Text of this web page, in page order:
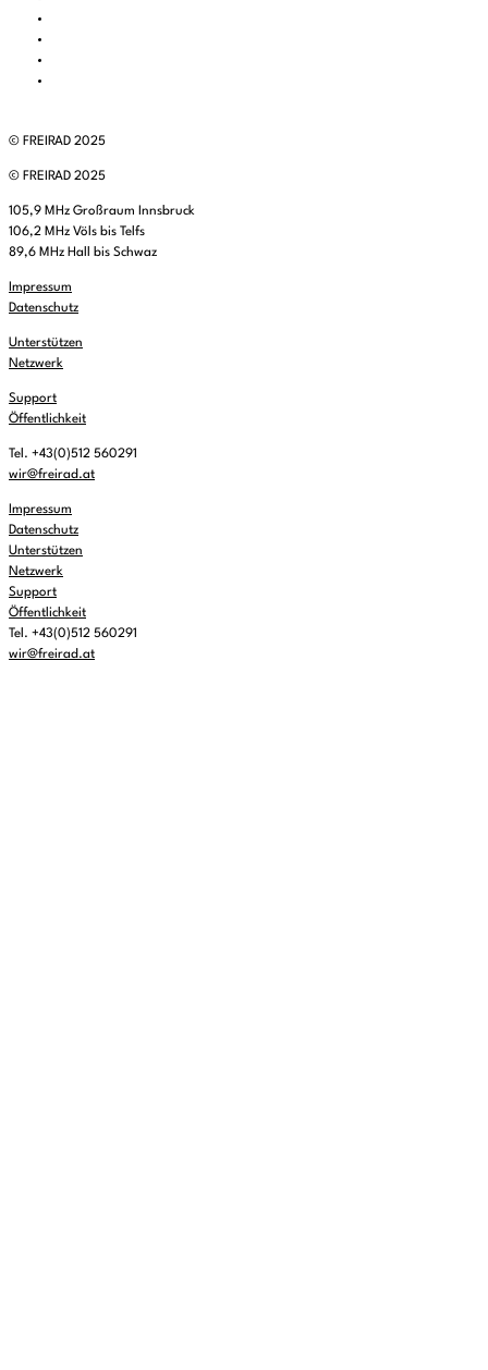
© FREIRAD 2025
© FREIRAD 2025
105,9 MHz Großraum Innsbruck
106,2 MHz Völs bis Telfs
89,6 MHz Hall bis Schwaz
Impressum
Datenschutz
Unterstützen
Netzwerk
Support
Öffentlichkeit
Tel. +43(0)512 560291
wir@freirad.at
Impressum
Datenschutz
Unterstützen
Netzwerk
Support
Öffentlichkeit
Tel. +43(0)512 560291
wir@freirad.at